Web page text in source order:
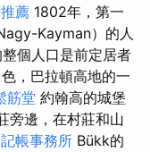
薦 1802年，第一
Kayman）的人
個人口是前定居者
，巴拉頓高地的一
筋堂 約翰高的城堡
旁邊，在村莊和山
記帳事務所 Bükk的